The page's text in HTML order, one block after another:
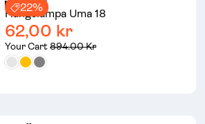
22%
Hängslampa Uma 18
62,00 kr
Your Cart894.00 Kr